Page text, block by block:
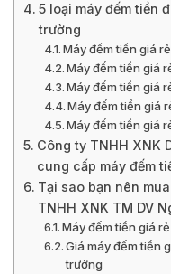
5 loại máy đếm tiền
trường
Máy đếm tiền giá
Máy đếm tiền giá
Máy đếm tiền giá
Máy đếm tiền giá
Máy đếm tiền giá
Công ty TNHH XNK
cung cấp máy đếm
Tại sao bạn nên
TNHH XNK TM DV
Máy đếm tiền giá
Giá máy đếm tiền
trường